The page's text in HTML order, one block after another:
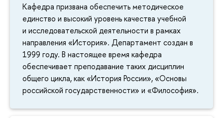
Кафедра призвана обеспечить методическое
единство и высокий уровень качества учебной
и исследовательской деятельности в рамках
направления «История». Департамент создан в
1999 году. В настоящее время кафедра
обеспечивает преподавание таких дисциплин
общего цикла, как «История России», «Основы
российской государственности» и «Философия».